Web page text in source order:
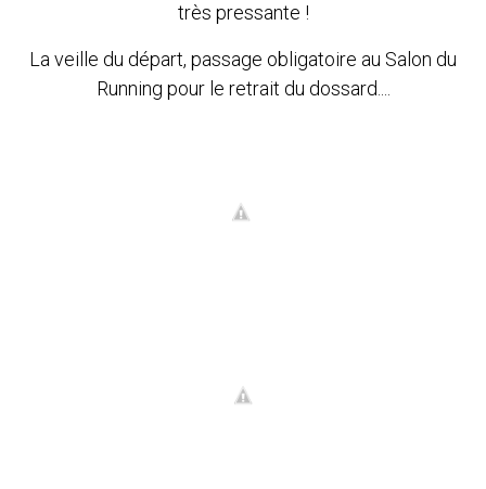
très pressante !
La veille du départ, passage obligatoire au Salon du
Running pour le retrait du dossard....